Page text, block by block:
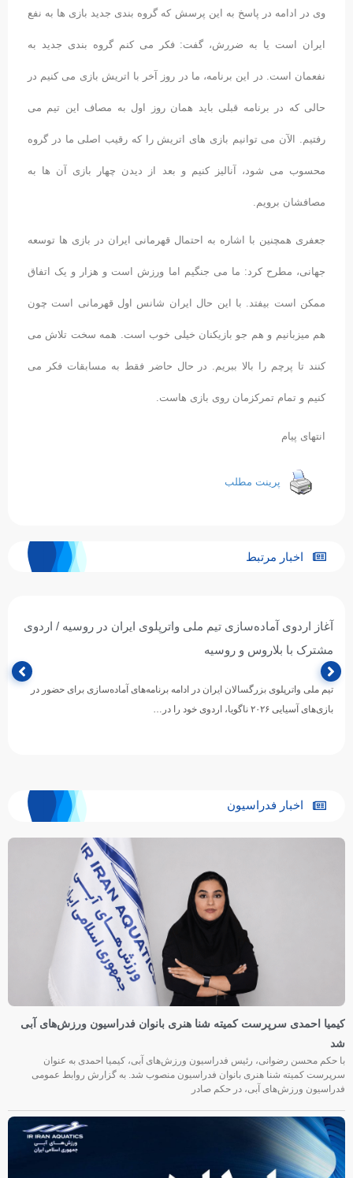
وی در ادامه در پاسخ به این پرسش که گروه بندی جدید بازی ها به نفع
ایران است یا به ضررش، گفت: فکر می کنم گروه بندی جدید به
نفعمان است. در این برنامه، ما در روز آخر با اتریش بازی می کنیم در
حالی که در برنامه قبلی باید همان روز اول به مصاف این تیم می
رفتیم. الآن می توانیم بازی های اتریش را که رقیب اصلی ما در گروه
محسوب می شود، آنالیز کنیم و بعد از دیدن چهار بازی آن ها به
مصافشان برویم.
جعفری همچنین با اشاره به احتمال قهرمانی ایران در بازی ها توسعه
جهانی، مطرح کرد: ما می جنگیم اما ورزش است و هزار و یک اتفاق
ممکن است بیفتد. با این حال ایران شانس اول قهرمانی است چون
هم میزبانیم و هم جو بازیکنان خیلی خوب است. همه سخت تلاش می
کنند تا پرچم را بالا ببریم. در حال حاضر فقط به مسابقات فکر می
کنیم و تمام تمرکزمان روی بازی هاست.
انتهای پیام
پرینت مطلب
اخبار مرتبط
آغاز اردوی آماده‌سازی تیم ملی واترپلوی ایران در روسیه / اردوی
مشترک با بلاروس و روسیه
تیم ملی واترپلوی بزرگسالان ایران در ادامه برنامه‌های آماده‌سازی برای حضور در
بازی‌های آسیایی ۲۰۲۶ ناگویا، اردوی خود را در…
اخبار فدراسیون
کیمیا احمدی سرپرست کمیته شنا هنری بانوان فدراسیون ورزش‌های آبی
شد
با حکم محسن رضوانی، رئیس فدراسیون ورزش‌های آبی، کیمیا احمدی به عنوان
سرپرست کمیته شنا هنری بانوان فدراسیون منصوب شد. به گزارش روابط عمومی
فدراسیون ورزش‌های آبی، در حکم صادر